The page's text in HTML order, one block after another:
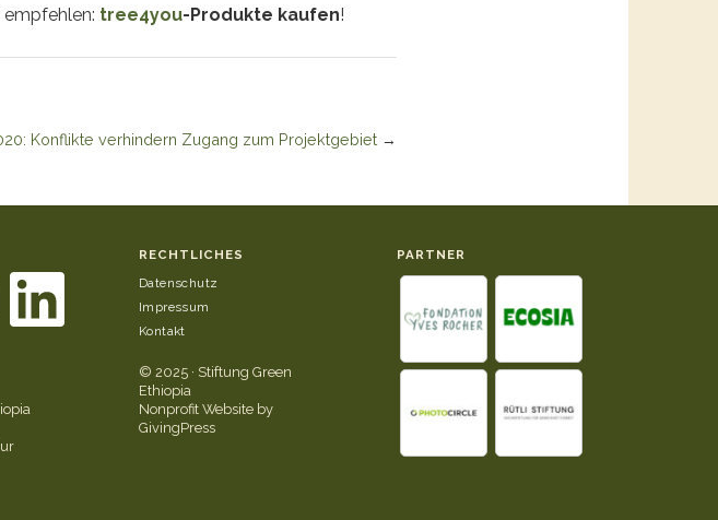
tree4you-Produkte kaufen!
Konflikte verhindern Zugang zum Projektgebiet→
RECHTLICHES
Datenschutz
Impressum
Kontakt
© 2025 · Stiftung Green
Ethiopia
Nonprofit Website by
GivingPress
PARTNER